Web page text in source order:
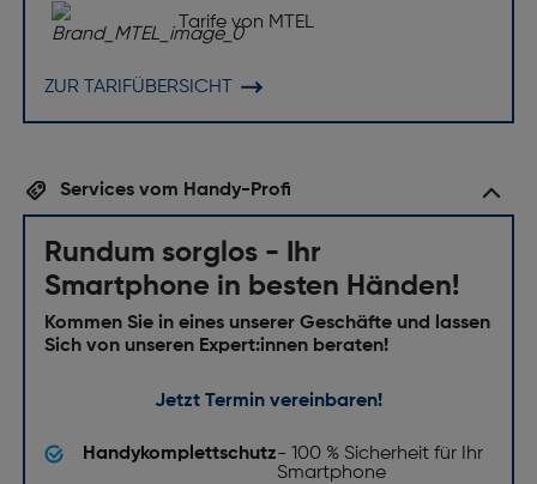
XMF, MXMF, IMY, RTTTL, RTX, OTA
Unterstützte Videoformate: MP4, M4V, 3GP, 3G2,
AVI, FLV, MKV, WEBM
Technische Details
Staubdicht: Ja
Wasserfest: Ja
Kratzfest: Nein
Software
Sensoren
Tarife von MTEL
ZUR TARIFÜBERSICHT
Services vom Handy-Profi
Rundum sorglos - Ihr
Smartphone in besten Händen!
Kommen Sie in eines unserer Geschäfte und lassen
Sich von unseren Expert:innen beraten!
Jetzt Termin vereinbaren!
Handykomplettschutz- 100 % Sicherheit für Ihr
Smartphone